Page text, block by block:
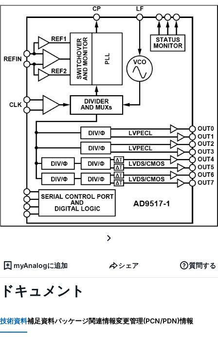
myAnalogに追加 シェア 質問する
ドキュメント
技術資料補足資料パッケージ関連情報変更管理(PCN/PDN)情報